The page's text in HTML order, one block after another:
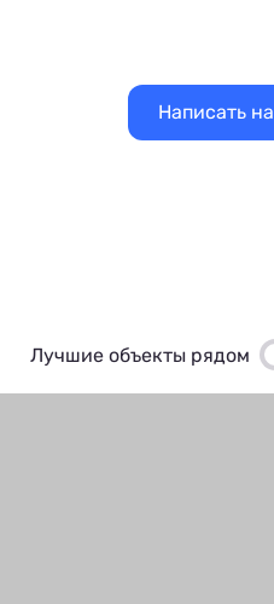
Написать
Лучшие объекты рядом